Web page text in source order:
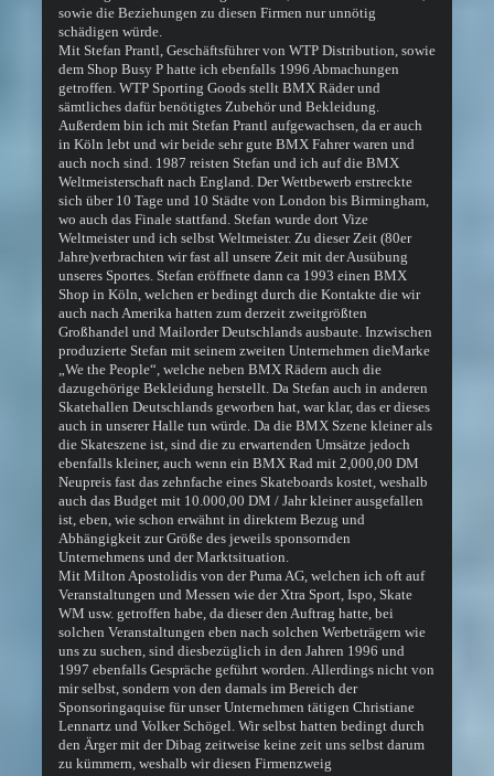
sowie die Beziehungen zu diesen Firmen nur unnötig
schädigen würde.
Mit Stefan Prantl, Geschäftsführer von WTP Distribution, sowie
dem Shop Busy P hatte ich ebenfalls 1996 Abmachungen
getroffen. WTP Sporting Goods stellt BMX Räder und
sämtliches dafür benötigtes Zubehör und Bekleidung.
Außerdem bin ich mit Stefan Prantl aufgewachsen, da er auch
in Köln lebt und wir beide sehr gute BMX Fahrer waren und
auch noch sind. 1987 reisten Stefan und ich auf die BMX
Weltmeisterschaft nach England. Der Wettbewerb erstreckte
sich über 10 Tage und 10 Städte von London bis Birmingham,
wo auch das Finale stattfand. Stefan wurde dort Vize
Weltmeister und ich selbst Weltmeister. Zu dieser Zeit (80er
Jahre)verbrachten wir fast all unsere Zeit mit der Ausübung
unseres Sportes. Stefan eröffnete dann ca 1993 einen BMX
Shop in Köln, welchen er bedingt durch die Kontakte die wir
auch nach Amerika hatten zum derzeit zweitgrößten
Großhandel und Mailorder Deutschlands ausbaute. Inzwischen
produzierte Stefan mit seinem zweiten Unternehmen dieMarke
„We the People“, welche neben BMX Rädern auch die
dazugehörige Bekleidung herstellt. Da Stefan auch in anderen
Skatehallen Deutschlands geworben hat, war klar, das er dieses
auch in unserer Halle tun würde. Da die BMX Szene kleiner als
die Skateszene ist, sind die zu erwartenden Umsätze jedoch
ebenfalls kleiner, auch wenn ein BMX Rad mit 2,000,00 DM
Neupreis fast das zehnfache eines Skateboards kostet, weshalb
auch das Budget mit 10.000,00 DM / Jahr kleiner ausgefallen
ist, eben, wie schon erwähnt in direktem Bezug und
Abhängigkeit zur Größe des jeweils sponsornden
Unternehmens und der Marktsituation.
Mit Milton Apostolidis von der Puma AG, welchen ich oft auf
Veranstaltungen und Messen wie der Xtra Sport, Ispo, Skate
WM usw. getroffen habe, da dieser den Auftrag hatte, bei
solchen Veranstaltungen eben nach solchen Werbeträgern wie
uns zu suchen, sind diesbezüglich in den Jahren 1996 und
1997 ebenfalls Gespräche geführt worden. Allerdings nicht von
mir selbst, sondern von den damals im Bereich der
Sponsoringaquise für unser Unternehmen tätigen Christiane
Lennartz und Volker Schögel. Wir selbst hatten bedingt durch
den Ärger mit der Dibag zeitweise keine zeit uns selbst darum
zu kümmern, weshalb wir diesen Firmenzweig